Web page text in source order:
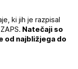
in geslom.
ki jih je razpisal
Natečaji so
od najbližjega do
na